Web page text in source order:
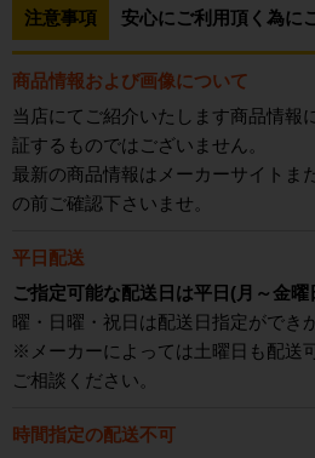
注意事項 安心にご利用頂く為に
商品情報および画像について
当店にてご紹介いたします商品情報
証するものではございません。
最新の商品情報はメーカーサイトま
の前ご確認下さいませ。
平日配送
ご指定可能な配送日は平日(月～金曜
曜・日曜・祝日は配送日指定ができ
※メーカーによっては土曜日も配送
ご相談ください。
時間指定の配送不可